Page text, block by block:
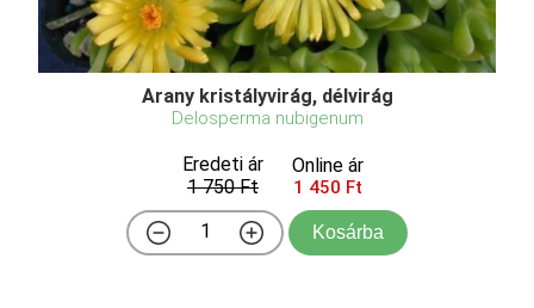
Arany kristályvirág, délvirág
Delosperma nubigenum
Eredeti ár
1 750 Ft
Online ár
1 450 Ft
Kosárba